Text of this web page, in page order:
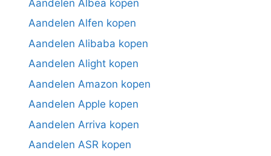
Aandelen Albea kopen
Aandelen Alfen kopen
Aandelen Alibaba kopen
Aandelen Alight kopen
Aandelen Amazon kopen
Aandelen Apple kopen
Aandelen Arriva kopen
Aandelen ASR kopen